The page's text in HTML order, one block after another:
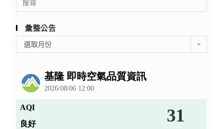
for:
彙整公告
整
選取月份